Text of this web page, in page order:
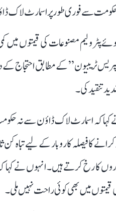
سے فوری طور پر اسمارٹ لاک
مصنوعات کی قیمتوں میں کمی
ٹریبیون” کے مطابق احتجاج
تنقید کی۔
اسمارٹ لاک ڈاؤن سے نہ حکومت
کا فیصلہ کاروبار کے لیے تباہ
رخ کرتے ہیں۔ انہوں نے کہا کہ
قیمتوں میں بھی کوئی راحت نہیں ملی۔